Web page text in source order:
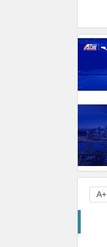
A+